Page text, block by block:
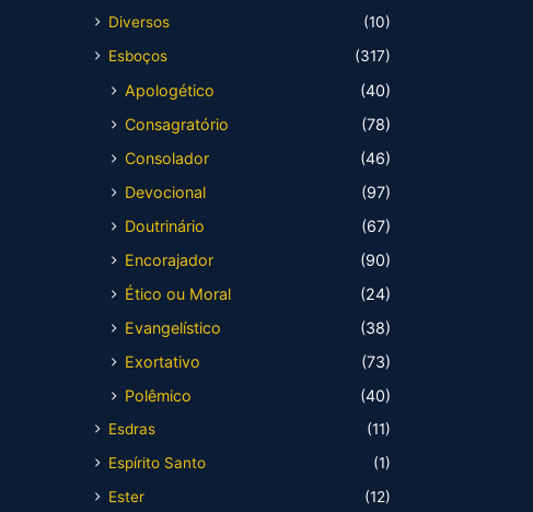
Diversos
(10)
Esboços
(317)
Apologético
(40)
Consagratório
(78)
Consolador
(46)
Devocional
(97)
Doutrinário
(67)
Encorajador
(90)
Ético ou Moral
(24)
Evangelístico
(38)
Exortativo
(73)
Polêmico
(40)
Esdras
(11)
Espírito Santo
(1)
Ester
(12)